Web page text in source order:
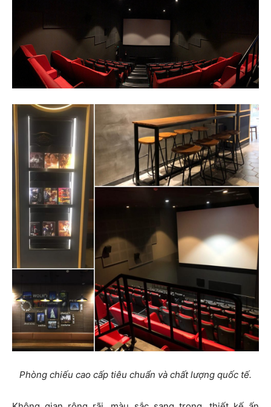
Phòng chiếu cao cấp tiêu chuẩn và chất lượng quốc tế.